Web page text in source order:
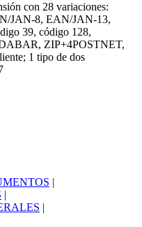
con 28 variaciones:
JAN-8, EAN/JAN-13,
39, código 128,
ZIP+4POSTNET,
1 tipo de dos
|
|
|